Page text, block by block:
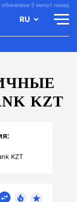
5 минут назад
RU
KZT
KZT